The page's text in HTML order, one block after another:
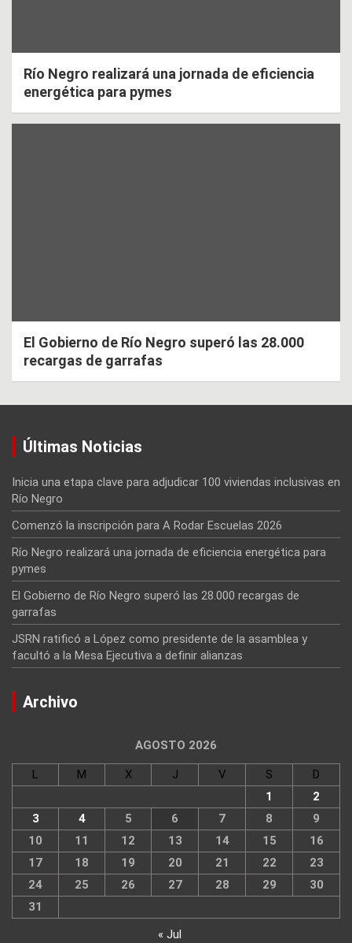
Río Negro realizará una jornada de eficiencia
energética para pymes
El Gobierno de Río Negro superó las 28.000
recargas de garrafas
Últimas Noticias
Inicia una etapa clave para adjudicar 100 viviendas inclusivas en
Río Negro
Comenzó la inscripción para A Rodar Escuelas 2026
Río Negro realizará una jornada de eficiencia energética para
pymes
El Gobierno de Río Negro superó las 28.000 recargas de
garrafas
JSRN ratificó a López como presidente de la asamblea y
facultó a la Mesa Ejecutiva a definir alianzas
Archivo
AGOSTO 2026
L M X J V S
D
1
2
3
4 5 6 7 8
9
10
11 12 13 14 15
16
17
18 19 20 21 22
23
24
25 26 27 28 29
30
31
« Jul